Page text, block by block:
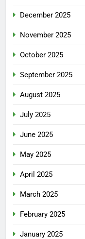
December 2025
November 2025
October 2025
September 2025
August 2025
July 2025
June 2025
May 2025
April 2025
March 2025
February 2025
January 2025